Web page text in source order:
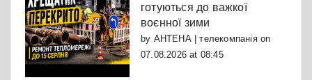
готуються до важкої
воєнної зими
by АНТЕНА | телекомпаніяon
07.08.2026 at 08:45